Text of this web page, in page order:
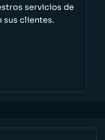
servicios de
sus clientes.